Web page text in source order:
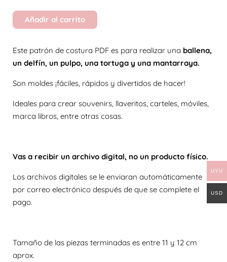
Añadir al carrito
Este patrón de costura PDF es para realizar una ballena,
un delfín, un pulpo, una tortuga y una mantarraya.
Son moldes ¡fáciles, rápidos y divertidos de hacer!
Ideales para crear souvenirs, llaveritos, carteles, móviles,
marca libros, entre otras cosas.
Vas a recibir un archivo digital, no un producto físico.
Los archivos digitales se le enviaran automáticamente
por correo electrónico después de que se complete el
pago.
Tamaño de las piezas terminadas es entre 11 y 12 cm
aprox.
UYU
USD